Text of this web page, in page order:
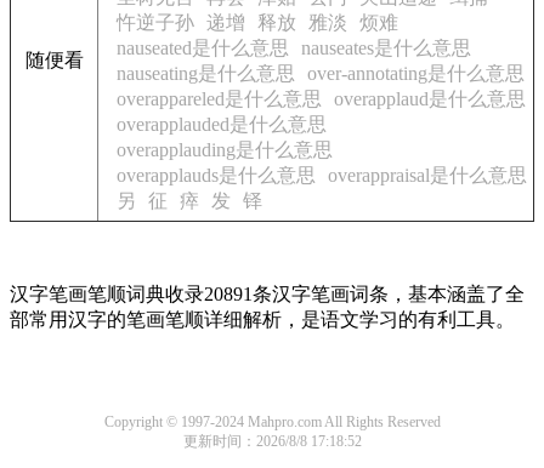
随便看
忤逆子孙 递增 释放 雅淡
烦难
nauseated是什么意思
nauseates是什么意思
nauseating是什么意思
over-annotating是什么意思
overappareled是什么意思
overapplaud是什么意思
overapplauded是什么意思
overapplauding是什么意思
overapplauds是什么意思
overappraisal是什么意思
另
征 瘁 发 铎
汉字笔画笔顺词典收录20891条汉字笔画词条，基本涵盖了全
部常用汉字的笔画笔顺详细解析，是语文学习的有利工具。
Copyright © 1997-2024 Mahpro.com All Rights Reserved
更新时间：2026/8/8 17:18:52